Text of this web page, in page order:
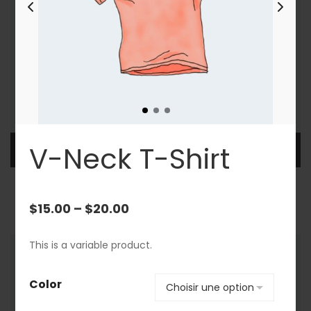
V-Neck T-Shirt
$15.00 – $20.00
This is a variable product.
Color
AJOUTER AU PANIER